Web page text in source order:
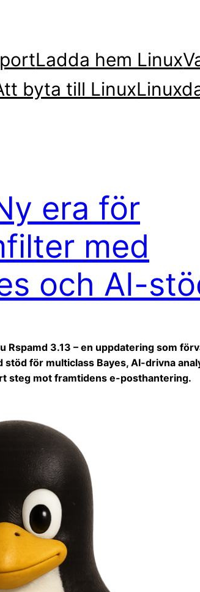
Ladda hem Linux
byta till Linux
era för
med
och AI-
3.13 – en uppdatering som
för multiclass Bayes, AI-drivna
steg mot framtidens e-posthantering.